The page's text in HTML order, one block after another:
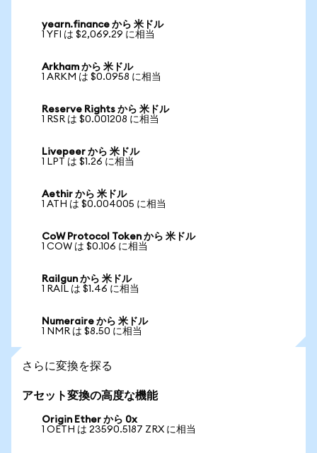
yearn.finance から 米ドル
1 YFI は $2,069.29 に相当
Arkham から 米ドル
1 ARKM は $0.0958 に相当
Reserve Rights から 米ドル
1 RSR は $0.001208 に相当
Livepeer から 米ドル
1 LPT は $1.26 に相当
Aethir から 米ドル
1 ATH は $0.004005 に相当
CoW Protocol Token から 米ドル
1 COW は $0.106 に相当
Railgun から 米ドル
1 RAIL は $1.46 に相当
Numeraire から 米ドル
1 NMR は $8.50 に相当
さらに変換を探る
アセット変換の高度な機能
Origin Ether から 0x
1 OETH は 23590.5187 ZRX に相当